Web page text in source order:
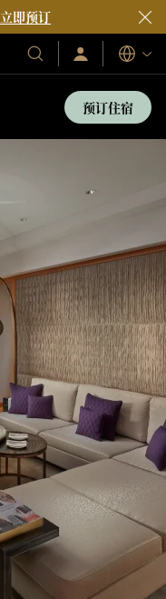
立即预订
我
们
登
录/
即
加
入
语
言
预订住宿